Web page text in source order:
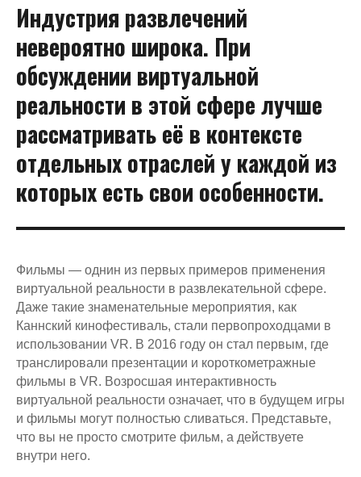
Индустрия развлечений
невероятно широка. При
обсуждении виртуальной
реальности в этой сфере лучше
рассматривать её в контексте
отдельных отраслей у каждой из
которых есть свои особенности.
Фильмы — однин из первых примеров применения
виртуальной реальности в развлекательной сфере.
Даже такие знаменательные мероприятия, как
Каннский кинофестиваль, стали первопроходцами в
использовании VR. В 2016 году он стал первым, где
транслировали презентации и короткометражные
фильмы в VR. Возросшая интерактивность
виртуальной реальности означает, что в будущем игры
и фильмы могут полностью сливаться. Представьте,
что вы не просто смотрите фильм, а действуете
внутри него.